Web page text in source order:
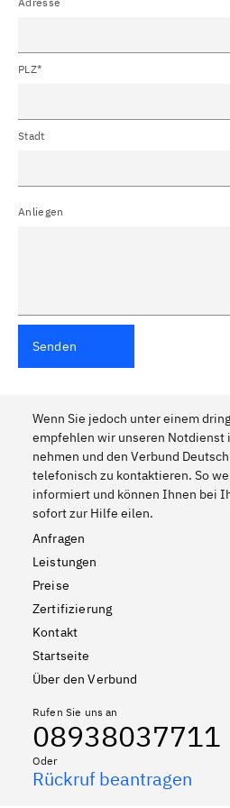
PLZ*
Stadt
Anliegen
Senden
Wenn Sie jedoch unter einem
empfehlen wir unseren Notdienst
nehmen und den Verbund
telefonisch zu kontaktieren. So
informiert und können Ihnen bei
sofort zur Hilfe eilen.
Anfragen
Leistungen
Preise
Zertifizierung
Kontakt
Startseite
Über den Verbund
Rufen Sie uns an
08938037711
Oder
Rückruf beantragen